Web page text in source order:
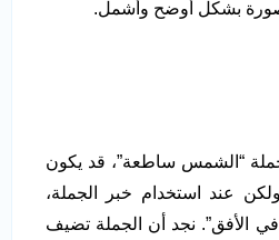
بشكل أوضح وأشمل.
“الشمس ساطعة”، قد يكون
عند استخدام خبر الجملة،
الأفق”. نجد أن الجملة تضيف